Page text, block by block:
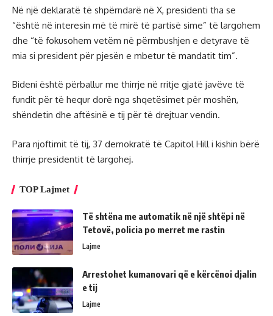
Në një deklaratë të shpërndarë në X, presidenti tha se
“është në interesin më të mirë të partisë sime” të largohem
dhe “të fokusohem vetëm në përmbushjen e detyrave të
mia si president për pjesën e mbetur të mandatit tim”.
Bideni është përballur me thirrje në rritje gjatë javëve të
fundit për të hequr dorë nga shqetësimet për moshën,
shëndetin dhe aftësinë e tij për të drejtuar vendin.
Para njoftimit të tij, 37 demokratë të Capitol Hill i kishin bërë
thirrje presidentit të largohej.
TOP Lajmet
Të shtëna me automatik në një shtëpi në
Tetovë, policia po merret me rastin
Lajme
Arrestohet kumanovari që e kërcënoi djalin
e tij
Lajme